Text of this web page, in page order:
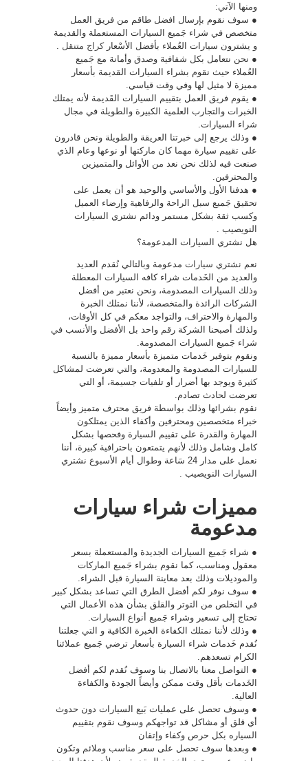
ومنها الآتي:
● سوف نقوم بإرسال افضل طاقم من فريق العمل
متخصص في شراء جَميع السيارات المستعملة والقديمة
و يشترون سيارات العُملاء بأفضل الأسْعاركراج متنقل
● نحن نتعامل بكل شفافية وصدق وأمانة مع جَميع
العُملاء حيث نقوم بشراء السيارات القديمة بأسعار
مميزة لا مثيل لها وفي وقت قياسي.
● يقوم فريق العمل بتقييم السيارات القَديمة لأنه يمتلك
الخبرات والتجارب العلمية الكبيرة والطويلة في مجال
شراء السيارات.
● وذلك يرجع إلى خبرتنا العريقة والطويلة ونحن قادرون
على تقييم سيارة مهما كان ماركتها أو نوعها وعام الذي
صنعت فيه لذلك نحن نعد من الأوائل والمتميزين
والمحترفين.
● هدفنا الأول والأساسي والوحيد هو أن يعمل على
تحقيق جَميع سبل الراحة والرفاهية وإرضاء العميل
وكسب ثقة بشكل مستمر ودائم نشتري السيارات
النويصيب .
هل نشتري السيارات المدعومة؟
نعم نشتري سيارات مدعومة وبالتالي نُقدم العديد
والعديد من الخَدمات شراء كافه السيارات المعطلة
وذلك السيارات المصدومة، ونحن نعتبر من أفضل
الشركات الرائدة والمتخصصة، لأننا نمتلك الخبرة
والمهارة والاحتراف، والتواجد معكم في كل الأوقات،
ولذلك أصبحنا الشركة رقم واحد بل الأفضل والأنسب في
شراء جَميع السيارات المصدومة.
ونقوم بتوفير خَدمات متميزة بأسعار مميزة بالنسبة
للسيارات المصدومة والمعدومة، والتي تعرضت لمشاكل
كثيرة ويوجد بها أضرار أو تلفيات جسيمة، أو التي
تعرضت لحادث تصادم.
نقوم بشرائها وذلك بواسطة فريق محترف متميز وأيضاً
خبراء متخصصين ومحترفين وأكفاء الذين يمتلكون
المهارة والقدرة على تقييم السيارة وفحصها بشكل
كامل وشامل وذلك لأنهم يتمتعون باحترافية كبيرة، أننا
نعمل على مدار 24 سَاعة وطوال أيام الأسبوع نشتري
السيارات النويصيب .
مميزات شراء سيارات
مدعومة
● شراء جَميع السيارات الجديدة والمستعملة بسعر
معقول ومناسب، كما نقوم بشراء جَميع الماركات
والموديلات وذلك بعد معاينة السيارة قبل الشراء.
● سوف نوفر لكم أفضل الطرق التي تساعد بشكل كبير
في التخلص من التوتر والقلق بشأن هذه الأعمال التي
تحتاج إلى تسعير وشراء جَميع أنواع السيارات.
● وذلك لأننا نمتلك الكفاءة الخبرة الكافية و التي جعلتنا
نُقدم خَدمات شراء السيارة بأسعار ترضي جَميع عملائنا
الكرام تسعدهم.
● التواصل معنا بالاتصال بنا وسوف نُقدم لكم أفضل
الخَدمات بأقل وقت ممكن وأيضاً الجودة والكفاءة
العالية.
● وسوف تحصل على عمليات بَيع السيارات دون حدوث
أي قلق أو مشاكل قد تواجهكم وسوف نقوم بتقييم
السياره بكل حرص وكفاء وإتقان
● وبعدها سوف تحصل على سعر مناسب وملائم وتكون